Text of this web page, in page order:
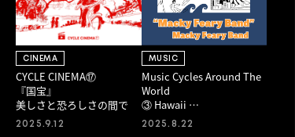
CINEMA
CYCLE CINEMA⑰
『国宝』
美しさと恐ろしさの間で
2025.9.12
MUSIC
Music Cycles Around The
World
③ Hawaii
Macky Feary Band “Macky
2025.8.22